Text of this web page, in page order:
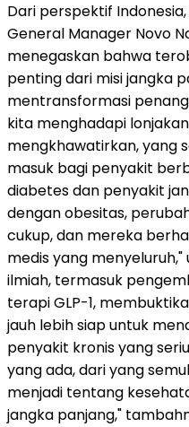
Dari perspektif
General Manager Novo
menegaskan bahwa
penting dari misi jangka
mentransformasi
kita menghadapi
mengkhawatirkan, yang
masuk bagi penyakit
diabetes dan penyakit
dengan obesitas,
cukup, dan mereka
medis yang
ilmiah, termasuk
terapi GLP-1,
jauh lebih siap untuk
penyakit kronis yang
yang ada, dari yang
menjadi tentang
jangka panjang,"